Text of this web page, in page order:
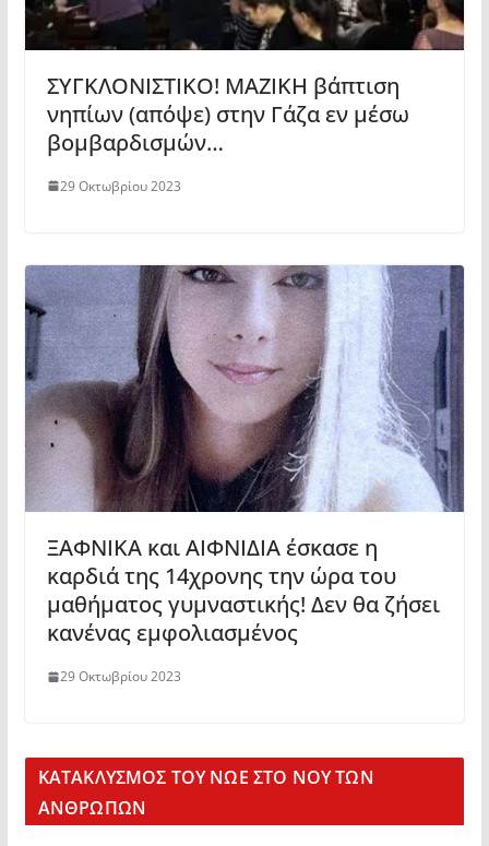
ΣΥΓΚΛΟΝΙΣΤΙΚΟ! ΜΑΖΙΚΗ βάπτιση
νηπίων (απόψε) στην Γάζα εν μέσω
βομβαρδισμών…
29 Οκτωβρίου 2023
ΞΑΦΝΙΚΑ και ΑΙΦΝΙΔΙΑ έσκασε η
καρδιά της 14χρονης την ώρα του
μαθήματος γυμναστικής! Δεν θα ζήσει
κανένας εμφολιασμένος
29 Οκτωβρίου 2023
KΑΤΑΚΛΥΣΜΟΣ ΤΟΥ ΝΩΕ ΣΤΟ ΝΟΥ ΤΩΝ
ΑΝΘΡΩΠΩΝ